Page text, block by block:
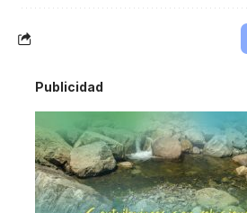
Publicidad